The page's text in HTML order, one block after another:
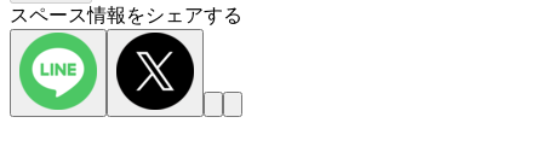
スペース情報をシェアする